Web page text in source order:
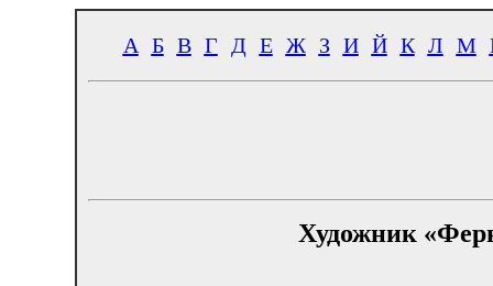
А Б В Г Д Е Ж З И Й К Л М
Художник